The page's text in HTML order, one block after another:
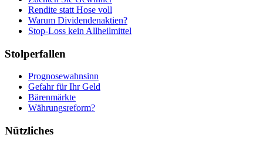
Rendite statt Hose voll
Warum Dividendenaktien?
Stop-Loss kein Allheilmittel
Stolperfallen
Prognosewahnsinn
Gefahr für Ihr Geld
Bärenmärkte
Währungsreform?
Nützliches